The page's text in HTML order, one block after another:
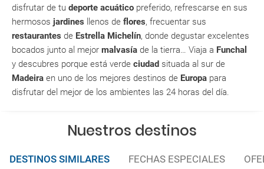
disfrutar de tu deporte acuático preferido, refrescarse en sus
hermosos jardines llenos de flores, frecuentar sus
restaurantes de Estrella Michelín, donde degustar excelentes
bocados junto al mejor malvasía de la tierra… Viaja a Funchal
y descubres porque está verde ciudad situada al sur de
Madeira en uno de los mejores destinos de Europa para
disfrutar del mejor de los ambientes las 24 horas del día.
RESERVAR ¿Cómo puedo reservar un viaje de
paquete vacacional en la página web?
Al realizar la reserva, uno de los servicios ha
quedado de pendiente de confirmación ¿Cómo
sabré si se confirma el viaje?
dirigirme?
Nuestros destinos
DESTINOS SIMILARES FECHAS ESPECIALES